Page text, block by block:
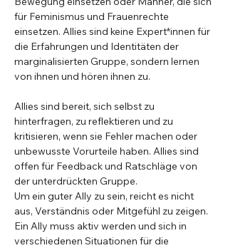
für Feminismus und Frauenrechte
einsetzen. Allies sind keine Expert*innen für
die Erfahrungen und Identitäten der
marginalisierten Gruppe, sondern lernen
von ihnen und hören ihnen zu.
Allies sind bereit, sich selbst zu
hinterfragen, zu reflektieren und zu
kritisieren, wenn sie Fehler machen oder
unbewusste Vorurteile haben. Allies sind
offen für Feedback und Ratschläge von
der unterdrückten Gruppe.
Um ein guter Ally zu sein, reicht es nicht
aus, Verständnis oder Mitgefühl zu zeigen.
Ein Ally muss aktiv werden und sich in
verschiedenen Situationen für die